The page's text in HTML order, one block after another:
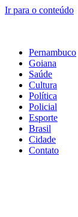
Ir para o conteúdo
Pernambuco
Goiana
Saúde
Cultura
Política
Policial
Esporte
Brasil
Cidade
Contato